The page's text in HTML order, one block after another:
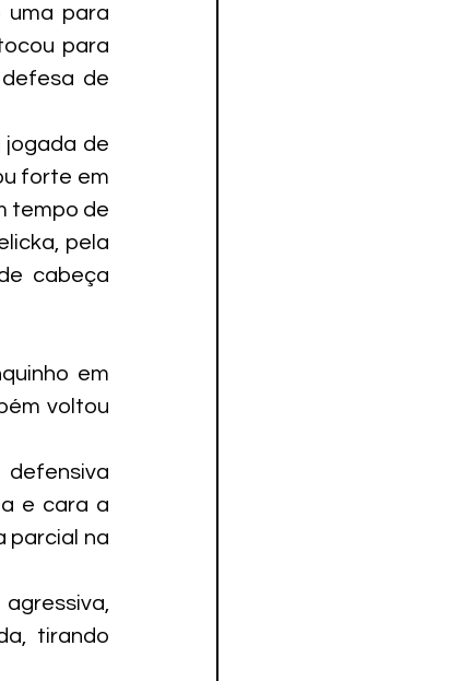
uma para
para
de
jogada de
forte em
tempo de
pela
cabeça
em
voltou
e cara a
parcial na
tirando